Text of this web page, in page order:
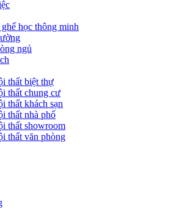
học thông minh
ngủ
thất biệt thự
thất chung cư
thất khách sạn
thất nhà phố
thất showroom
thất văn phòng